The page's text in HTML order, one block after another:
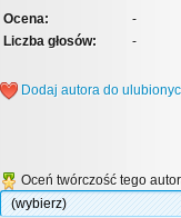
Ocena:
-
Liczba głosów:
-
Dodaj autora do
Oceń twórczość tego